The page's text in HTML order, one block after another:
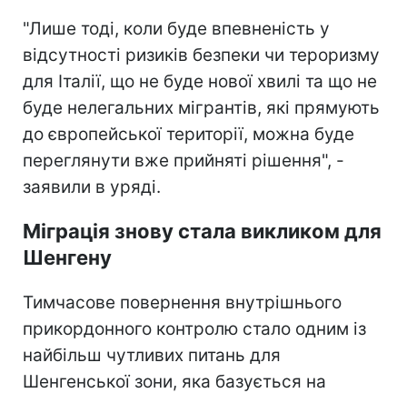
"Лише тоді, коли буде впевненість у
відсутності ризиків безпеки чи тероризму
для Італії, що не буде нової хвилі та що не
буде нелегальних мігрантів, які прямують
до європейської території, можна буде
переглянути вже прийняті рішення", -
заявили в уряді.
Міграція знову стала викликом для
Шенгену
Тимчасове повернення внутрішнього
прикордонного контролю стало одним із
найбільш чутливих питань для
Шенгенської зони, яка базується на